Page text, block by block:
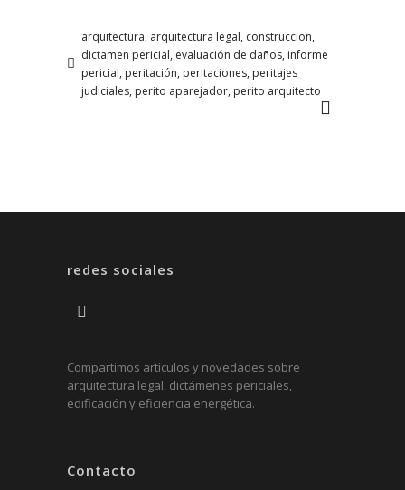
arquitectura, arquitectura legal, construccion,
dictamen pericial, evaluación de daños, informe
pericial, peritación, peritaciones, peritajes
judiciales, perito aparejador, perito arquitecto
redes sociales
Compartimos artículos y novedades sobre
arquitectura legal, dictámenes periciales,
edificación y eficiencia energética.
Contacto